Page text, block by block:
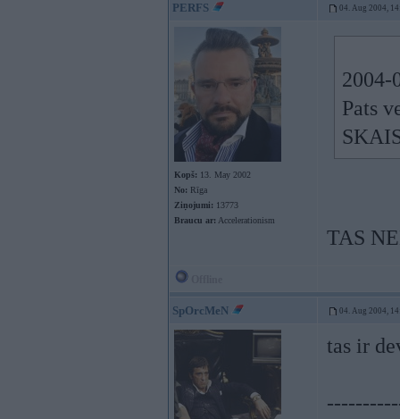
PERFS 04. Aug 2004,
Kopš: 13. May 2002
No: Rīga
Ziņojumi: 13773
Braucu ar: Accelerationism
2004-
Pats
TAS
SpOrcMeN 04. Aug 2004,
tas ir